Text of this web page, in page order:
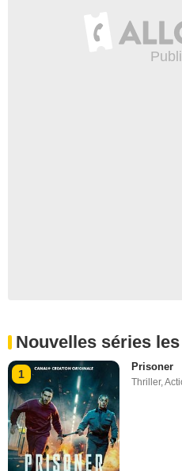
Nouvelles séries
1
Prisoner
Thriller,